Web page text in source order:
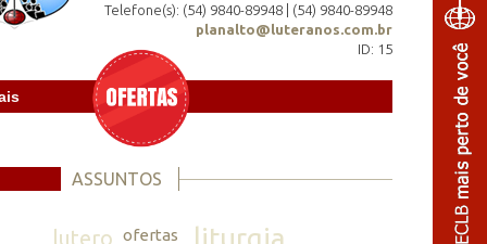
Telefone(s): (54) 9840-89948 | (54) 9840-89948
planalto@luteranos.com.br
ID: 15
ASSUNTOS
lutero ofertas